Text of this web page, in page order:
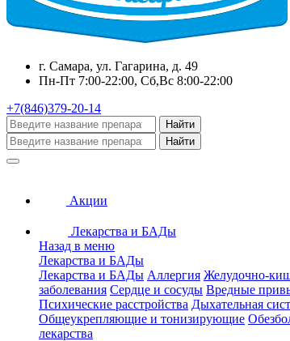
г. Самара, ул. Гагарина, д. 49
Пн-Пт 7:00-22:00, Сб,Вс 8:00-22:00
+7(846)379-20-14
Найти
Найти
Акции
Лекарства и БАДы
Назад в меню
Лекарства и БАДы
Лекарства и БАДы Аллергия Желудочно-
заболевания Сердце и сосуды Вредные
Психические расстройства Дыхательная
Общеукрепляющие и тонизирующие
лекарства